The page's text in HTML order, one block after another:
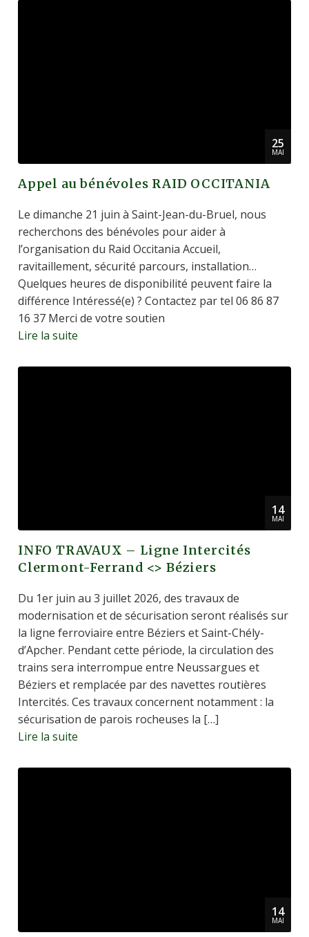
25
MAI
Appel au bénévoles RAID OCCITANIA
Le dimanche 21 juin à Saint-Jean-du-Bruel, nous
recherchons des bénévoles pour aider à
l’organisation du Raid Occitania Accueil,
ravitaillement, sécurité parcours, installation…
Quelques heures de disponibilité peuvent faire la
différence Intéressé(e) ? Contactez par tel 06 86 87
16 37 Merci de votre soutien
Lire la suite
14
MAI
INFO TRAVAUX – Ligne Intercités
Clermont-Ferrand <> Béziers
Du 1er juin au 3 juillet 2026, des travaux de
modernisation et de sécurisation seront réalisés sur
la ligne ferroviaire entre Béziers et Saint-Chély-
d’Apcher. Pendant cette période, la circulation des
trains sera interrompue entre Neussargues et
Béziers et remplacée par des navettes routières
Intercités. Ces travaux concernent notamment : la
sécurisation de parois rocheuses la […]
Lire la suite
14
MAI